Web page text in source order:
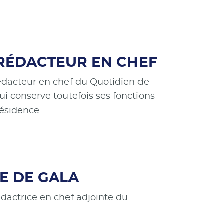
EN CHEF
en chef du Quotidien de
conserve toutefois ses fonctions
DE GALA
en chef adjointe du